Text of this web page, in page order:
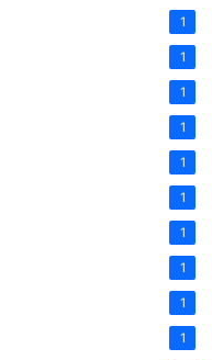
1
1
1
1
1
1
1
1
1
1